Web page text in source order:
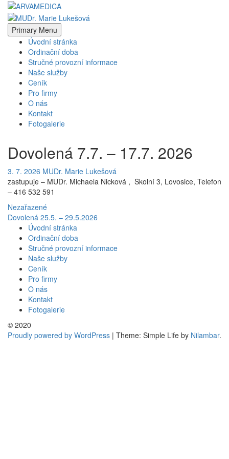
Skip
content
MUDr. Marie Lukešová
Primary Menu
Úvodní stránka
Ordinační doba
Stručné provozní informace
Naše služby
Ceník
Pro firmy
O nás
Kontakt
Fotogalerie
Dovolená 7.7. – 17.7. 2026
3. 7. 2026 MUDr. Marie Lukešová
zastupuje – MUDr. Michaela Nicková , Školní 3, Lovosice, Telefon
– 416 532 591
Nezařazené
Navigace
pro
příspěvek
Dovolená 25.5. – 29.5.2026
Úvodní stránka
Ordinační doba
Stručné provozní informace
Naše služby
Ceník
Pro firmy
O nás
Kontakt
Fotogalerie
© 2020
Proudly powered by WordPress | Theme: Simple Life by Nilambar.